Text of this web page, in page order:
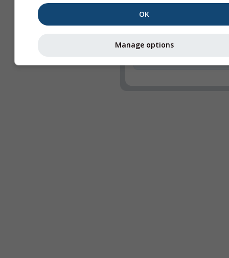
manualmente (px)
Altura do widget (px)
OK
Manage options